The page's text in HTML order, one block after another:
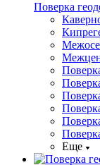
Поверка
Еще